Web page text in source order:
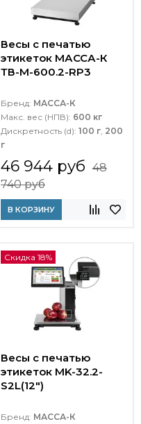
Весы с печатью
этикеток МАССА-К
ТВ-M-600.2-RP3
Бренд: МАССА-К
Макс. вес (НПВ): 600 кг
Дискретность (d): 100 г, 200
г
46 944 руб 48
740 руб
В КОРЗИНУ
Скидка 18%
Весы с печатью
этикеток MK-32.2-
S2L(12")
Бренд: МАССА-К